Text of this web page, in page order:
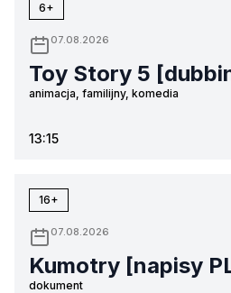
6+
07.08.2026
Toy Story 5
animacja, familijny, komedia
13:15
16+
07.08.2026
Kumotry [napisy
dokument